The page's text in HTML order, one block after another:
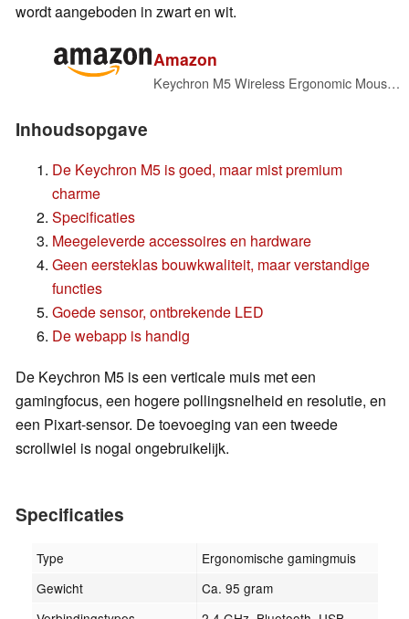
wordt aangeboden in zwart en wit.
Amazon
Keychron M5 Wireless Ergonomic Mouse and Mouse Pad
Inhoudsopgave
De Keychron M5 is goed, maar mist premium
charme
Specificaties
Meegeleverde accessoires en hardware
Geen eersteklas bouwkwaliteit, maar verstandige
functies
Goede sensor, ontbrekende LED
De webapp is handig
De Keychron M5 is een verticale muis met een
gamingfocus, een hogere pollingsnelheid en resolutie, en
een Pixart-sensor. De toevoeging van een tweede
scrollwiel is nogal ongebruikelijk.
Specificaties
Type
Ergonomische gamingmuis
Gewicht
Ca. 95 gram